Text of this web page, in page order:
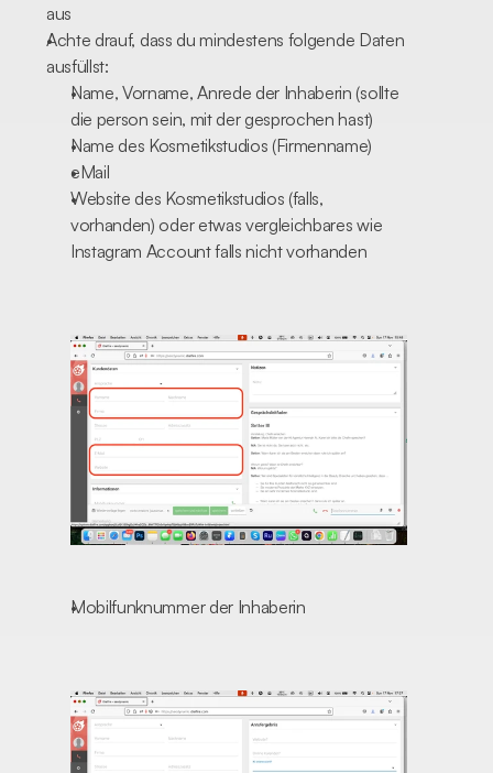
aus
Achte drauf, dass du mindestens folgende Daten
ausfüllst:
Name, Vorname, Anrede der Inhaberin (sollte
die person sein, mit der gesprochen hast)
Name des Kosmetikstudios (Firmenname)
eMail
Website des Kosmetikstudios (falls,
vorhanden) oder etwas vergleichbares wie
Instagram Account falls nicht vorhanden
Mobilfunknummer der Inhaberin